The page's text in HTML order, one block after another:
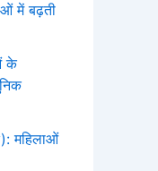
में बढ़ती
के
महिलाओं